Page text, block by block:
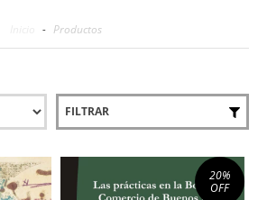
- Productos
FILTRAR
20%
OFF